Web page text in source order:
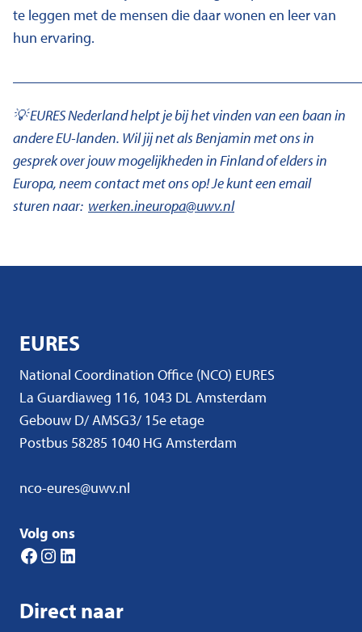
te leggen met de mensen die daar wonen en leer van
hun ervaring.
💡 EURES Nederland helpt je bij het vinden van een baan in
andere EU-landen. Wil jij net als Benjamin met ons in
gesprek over jouw mogelijkheden in Finland of elders in
Europa, neem contact met ons op! Je kunt een email
sturen naar: werken.ineuropa@uwv.nl
EURES
National Coordination Office (NCO) EURES
La Guardiaweg 116, 1043 DL Amsterdam
Gebouw D/ AMSG3/ 15e etage
Postbus 58285 1040 HG Amsterdam
nco-eures@uwv.nl
Volg ons
Facebook
Instagram
LinkedIn
Direct naar